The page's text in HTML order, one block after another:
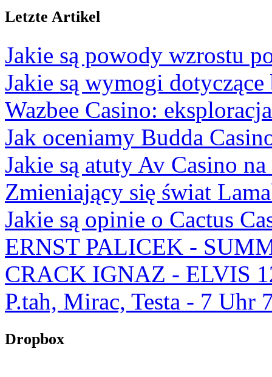
Letzte Artikel
Jakie są powody wzrostu
Jakie są wymogi
Wazbee Casino:
Jak oceniamy Budda
Jakie są atuty Av Casino
Zmieniający się świat
Jakie są opinie o Cactus
ERNST PALICEK -
CRACK IGNAZ - ELVIS
P.tah, Mirac, Testa - 7
Dropbox